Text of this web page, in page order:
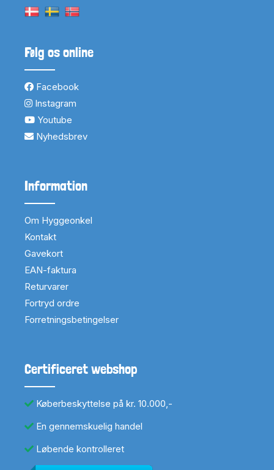
Følg os online
Facebook
Instagram
Youtube
Nyhedsbrev
Information
Om Hyggeonkel
Kontakt
Gavekort
EAN-faktura
Returvarer
Fortryd ordre
Forretningsbetingelser
Certificeret webshop
Køberbeskyttelse på kr. 10.000,-
En gennemskuelig handel
Løbende kontrolleret